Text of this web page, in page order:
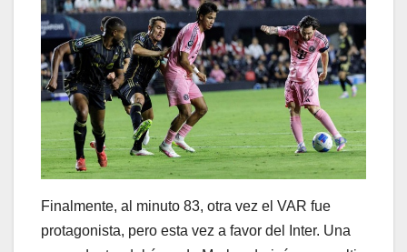
Finalmente, al minuto 83, otra vez el VAR fue
protagonista, pero esta vez a favor del Inter. Una